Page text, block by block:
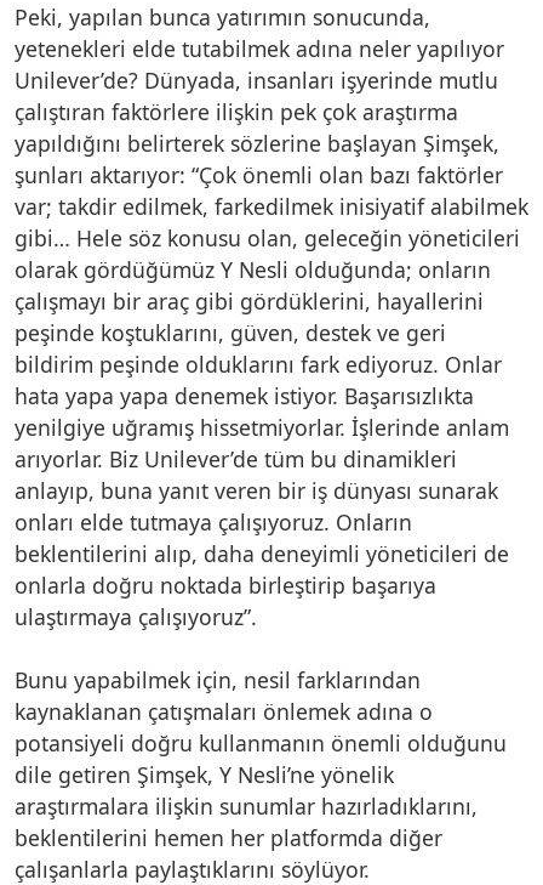
Peki, yapılan bunca yatırımın sonucunda,
yetenekleri elde tutabilmek adına neler yapılıyor
Unilever’de? Dünyada, insanları işyerinde mutlu
çalıştıran faktörlere ilişkin pek çok araştırma
yapıldığını belirterek sözlerine başlayan Şimşek,
şunları aktarıyor: “Çok önemli olan bazı faktörler
var; takdir edilmek, farkedilmek inisiyatif alabilmek
gibi… Hele söz konusu olan, geleceğin yöneticileri
olarak gördüğümüz Y Nesli olduğunda; onların
çalışmayı bir araç gibi gördüklerini, hayallerini
peşinde koştuklarını, güven, destek ve geri
bildirim peşinde olduklarını fark ediyoruz. Onlar
hata yapa yapa denemek istiyor. Başarısızlıkta
yenilgiye uğramış hissetmiyorlar. İşlerinde anlam
arıyorlar. Biz Unilever’de tüm bu dinamikleri
anlayıp, buna yanıt veren bir iş dünyası sunarak
onları elde tutmaya çalışıyoruz. Onların
beklentilerini alıp, daha deneyimli yöneticileri de
onlarla doğru noktada birleştirip başarıya
ulaştırmaya çalışıyoruz”.
Bunu yapabilmek için, nesil farklarından
kaynaklanan çatışmaları önlemek adına o
potansiyeli doğru kullanmanın önemli olduğunu
dile getiren Şimşek, Y Nesli’ne yönelik
araştırmalara ilişkin sunumlar hazırladıklarını,
beklentilerini hemen her platformda diğer
çalışanlarla paylaştıklarını söylüyor.